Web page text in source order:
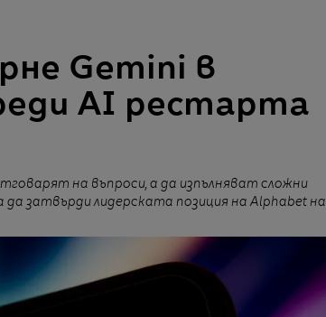
Gemini в
AI рестарта
на въпроси, а да изпълняват сложни
затвърди лидерската позиция на Alphabet на